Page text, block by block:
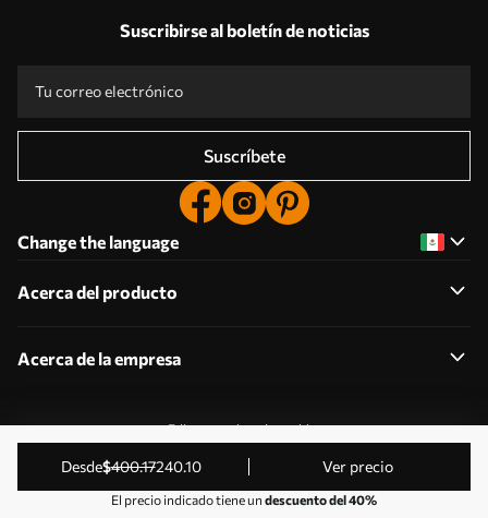
desde$400.17240.10 Ver precio
El precio indicado tiene un descuento del 40%
Suscribirse al boletín de noticias
Suscríbete
Change the language
Acerca del producto
Acerca de la empresa
Editar permisos de cookies
2011-2026 Uwalls . Todos los derechos reservados.
Gestionado por KLW Sp. z o.o. CIF: PL9223057591.